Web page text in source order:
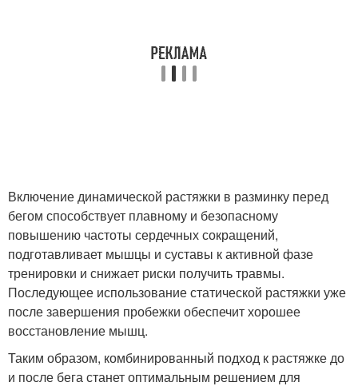
Включение динамической растяжки в разминку перед
бегом способствует плавному и безопасному
повышению частоты сердечных сокращений,
подготавливает мышцы и суставы к активной фазе
тренировки и снижает риски получить травмы.
Последующее использование статической растяжки уже
после завершения пробежки обеспечит хорошее
восстановление мышц.
Таким образом, комбинированный подход к растяжке до
и после бега станет оптимальным решением для